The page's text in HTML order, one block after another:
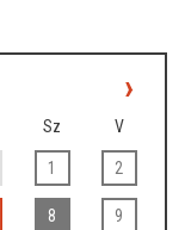
›
Sz V
1 2
8 9